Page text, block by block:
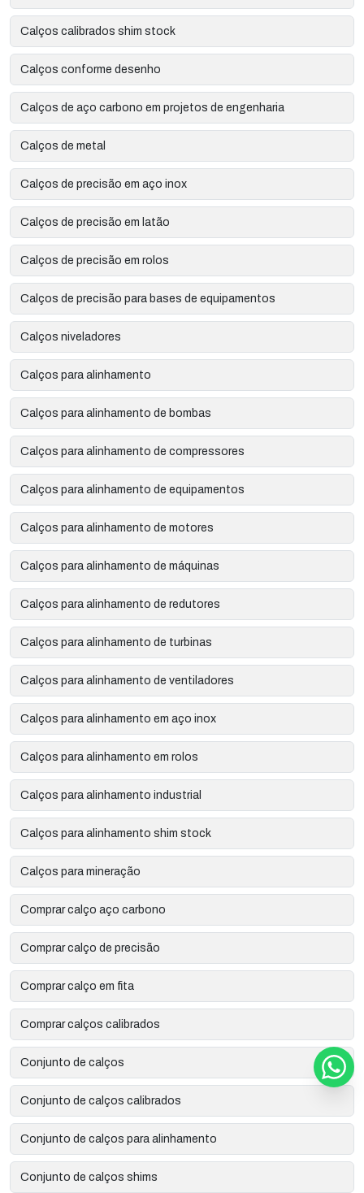
Calços calibrados shim stock
Calços conforme desenho
Calços de aço carbono em projetos de engenharia
Calços de metal
Calços de precisão em aço inox
Calços de precisão em latão
Calços de precisão em rolos
Calços de precisão para bases de equipamentos
Calços niveladores
Calços para alinhamento
Calços para alinhamento de bombas
Calços para alinhamento de compressores
Calços para alinhamento de equipamentos
Calços para alinhamento de motores
Calços para alinhamento de máquinas
Calços para alinhamento de redutores
Calços para alinhamento de turbinas
Calços para alinhamento de ventiladores
Calços para alinhamento em aço inox
Calços para alinhamento em rolos
Calços para alinhamento industrial
Calços para alinhamento shim stock
Calços para mineração
Comprar calço aço carbono
Comprar calço de precisão
Comprar calço em fita
Comprar calços calibrados
Conjunto de calços
Conjunto de calços calibrados
Conjunto de calços para alinhamento
Conjunto de calços shims